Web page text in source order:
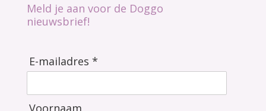
Meld je aan voor de Doggo
nieuwsbrief!
E-mailadres *
Voornaam